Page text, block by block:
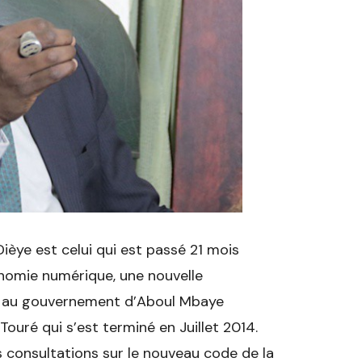
est celui qui est passé 21 mois
numérique, une nouvelle
gouvernement d’Aboul Mbaye
qui s’est terminé en Juillet 2014.
consultations sur le nouveau code de la